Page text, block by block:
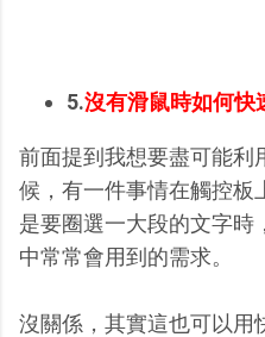
5.沒有滑鼠時如何快
前面提到我想要盡可能利
候，有一件事情在觸控板
是要圈選一大段的文字時
中常常會用到的需求。
沒關係，其實這也可以用